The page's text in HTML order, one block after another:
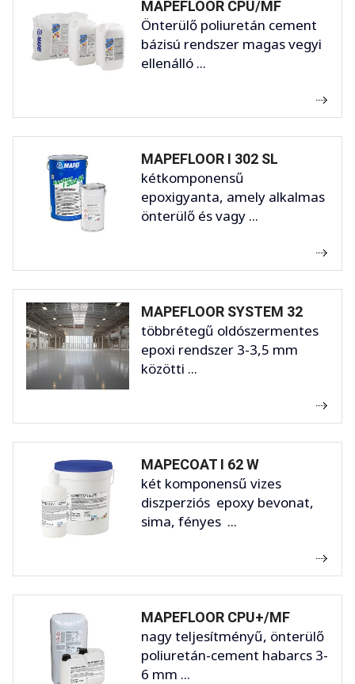
MAPEFLOOR CPU/MF
Önterülő poliuretán cement
bázisú rendszer magas vegyi
ellenálló ...
MAPEFLOOR I 302 SL
kétkomponensű
epoxigyanta, amely alkalmas
önterülő és vagy ...
MAPEFLOOR SYSTEM 32
többrétegű oldószermentes
epoxi rendszer 3-3,5 mm
közötti ...
MAPECOAT I 62 W
két komponensű vizes
diszperziós epoxy bevonat,
sima, fényes ...
MAPEFLOOR CPU+/MF
nagy teljesítményű, önterülő
poliuretán-cement habarcs 3-
6 mm ...